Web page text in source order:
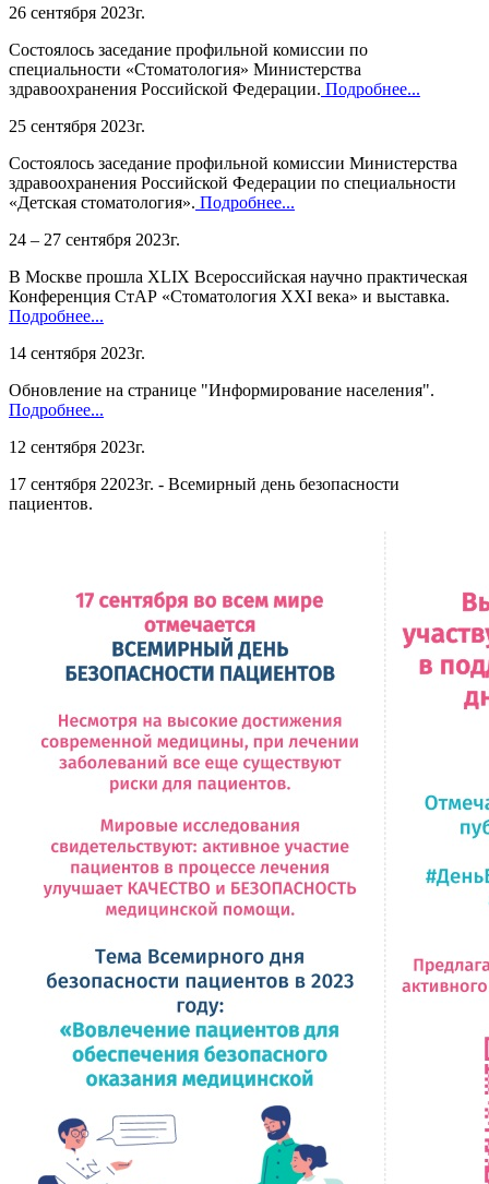
26 сентября 2023г.
Состоялось заседание профильной комиссии по
специальности «Стоматология» Министерства
здравоохранения Российской Федерации. Подробнее...
25 сентября 2023г.
Состоялось заседание профильной комиссии Министерства
здравоохранения Российской Федерации по специальности
«Детская стоматология». Подробнее...
24 – 27 сентября 2023г.
В Москве прошла XLIX Всероссийская научно практическая
Конференция СтАР «Стоматология XXI века» и выставка.
Подробнее...
14 сентября 2023г.
Обновление на странице "Информирование населения".
Подробнее...
12 сентября 2023г.
17 сентября 22023г. - Всемирный день безопасности
пациентов.